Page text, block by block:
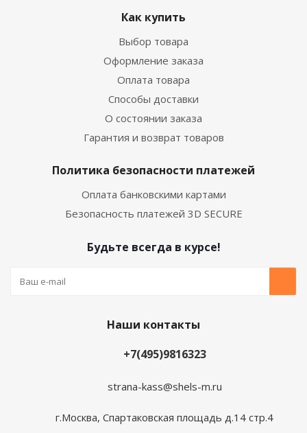
Как купить
Выбор товара
Оформление заказа
Оплата товара
Способы доставки
О состоянии заказа
Гарантия и возврат товаров
Политика безопасности платежей
Оплата банковскими картами
Безопасность платежей 3D SECURE
Будьте всегда в курсе!
Наши контакты
+7(495)9816323
strana-kass@shels-m.ru
г.Москва, Спартаковская площадь д.14 стр.4